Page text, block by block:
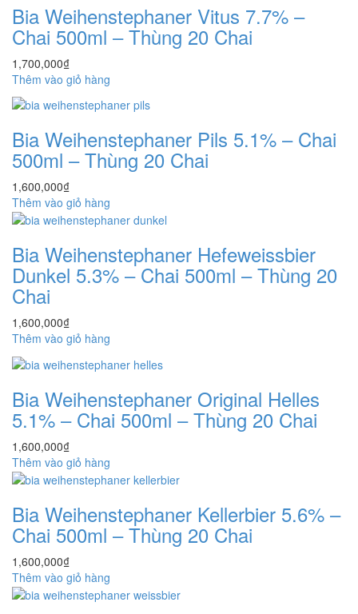
Bia Weihenstephaner Vitus 7.7% –
Chai 500ml – Thùng 20 Chai
1,700,000₫
Thêm vào giỏ hàng
Bia Weihenstephaner Pils 5.1% – Chai
500ml – Thùng 20 Chai
1,600,000₫
Thêm vào giỏ hàng
Bia Weihenstephaner Hefeweissbier
Dunkel 5.3% – Chai 500ml – Thùng 20
Chai
1,600,000₫
Thêm vào giỏ hàng
Bia Weihenstephaner Original Helles
5.1% – Chai 500ml – Thùng 20 Chai
1,600,000₫
Thêm vào giỏ hàng
Bia Weihenstephaner Kellerbier 5.6% –
Chai 500ml – Thùng 20 Chai
1,600,000₫
Thêm vào giỏ hàng